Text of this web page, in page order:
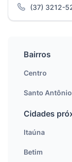
(37) 3212-
Bairros
Centro
Santo Antônio
Cidades
Itaúna
Betim